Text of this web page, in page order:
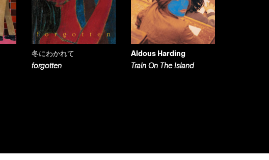
冬にわかれて
forgotten
Aldous Harding
Train On The Island